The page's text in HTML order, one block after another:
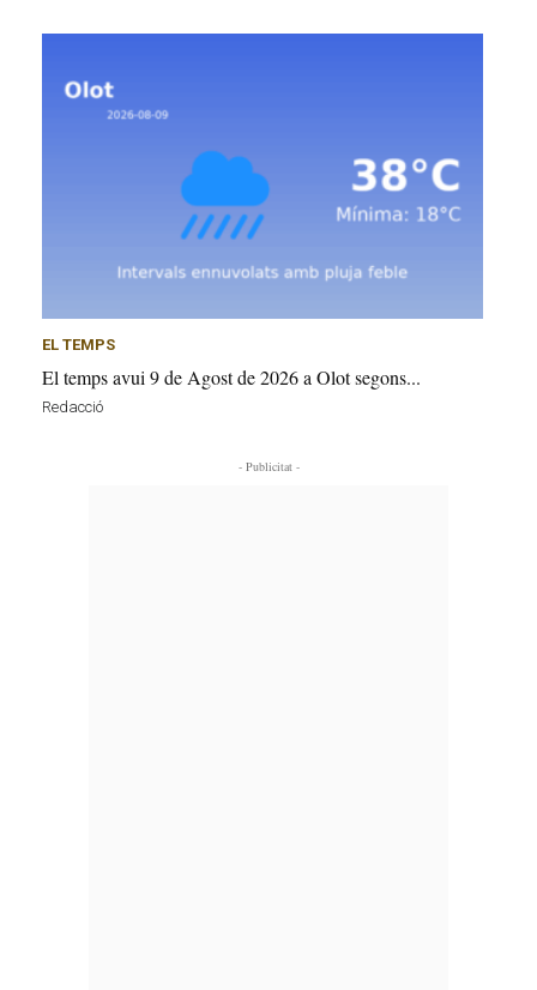
EL TEMPS
El temps avui 9 de Agost de 2026 a Olot segons...
Redacció
- Publicitat -